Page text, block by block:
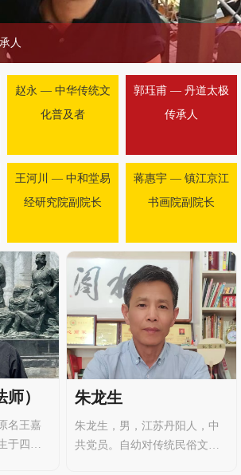
赵永 — 中华传统文
化普及者
郭珏甫 — 丹道太极
传承人
王河川 — 中和堂易
经研究院副院长
蒋惠宇 — 镇江京江
书画院副院长
）
名王嘉
于四川
朱龙生
朱龙生，男，江苏丹阳人，中
共党员。自幼对传统民俗文化